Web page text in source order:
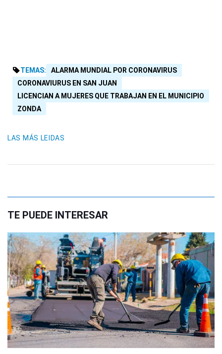
TEMAS:
ALARMA MUNDIAL POR CORONAVIRUS
CORONAVIURUS EN SAN JUAN
LICENCIAN A MUJERES QUE TRABAJAN EN EL MUNICIPIO
ZONDA
LAS MÁS LEIDAS
TE PUEDE INTERESAR